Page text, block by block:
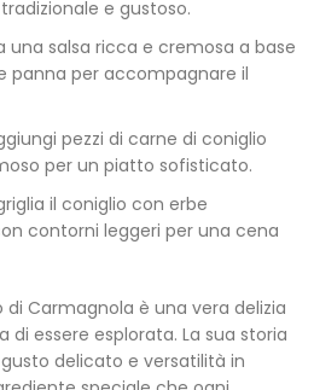
e gustoso.
una salsa ricca e cremosa a base
panna per accompagnare il
pezzi di carne di coniglio
per un piatto sofisticato.
il coniglio con erbe
contorni leggeri per una cena
di Carmagnola è una vera delizia
essere esplorata. La sua storia
delicato e versatilità in